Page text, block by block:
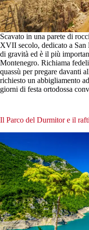
Scavato in una parete di
XVII secolo, dedicato a San
di gravità ed è il più
Montenegro. Richiama
quassù per pregare davanti
richiesto un abbigliamento
giorni di festa ortodossa
Il Parco del Durmitor e il